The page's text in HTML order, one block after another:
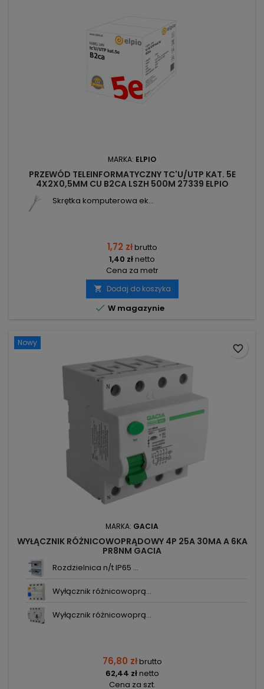
MARKA: ELPIO
PRZEWÓD TELEINFORMATYCZNY TC'U/UTP KAT. 5E
4X2X0,5MM CU B2CA LSZH 500M 27339 ELPIO
Skrętka komputerowa ek...
1,72 złbrutto
1,40 złnetto
Cena za metr
 Dodaj do koszyka
 W magazynie
Nowy
MARKA: GACIA
WYŁĄCZNIK RÓŻNICOWOPRĄDOWY 4P 25A 30MA A 6KA
PR8NM GACIA
Rozdzielnica n/t IP65 ...
Wyłącznik różnicowoprą...
Wyłącznik różnicowoprą...
76,80 złbrutto
62,44 złnetto
Cena za szt.
favorite_border